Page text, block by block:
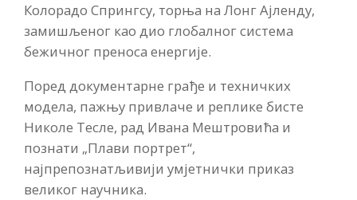
Колорадо Спрингсу, торња на Лонг Ајленду,
замишљеног као дио глобалног система
бежичног преноса енергије.
Поред документарне грађе и техничких
модела, пажњу привлаче и реплике бисте
Николе Тесле, рад Ивана Мештровића и
познати „Плави портрет“,
најпрепознатљивији умјетнички приказ
великог научника.